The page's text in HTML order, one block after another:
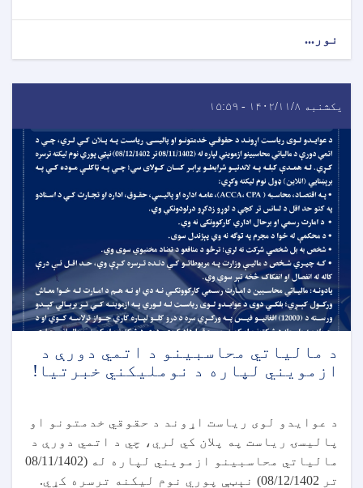
نور...
یکشنبه ۱۴۰۲/۱۱/۸ - ۱۵:۵۹
د مالياتي محاسبينو د اتمي دورې د
ازمويني لپاره د نومليکني خبرتیا!
د عوایدو لوی ریاست اړوند د حقوقي خدمتونو او
پالیسۍ ریاست په پلان کي لري، چي د اتمي دورې د
مالیاتي محاسبینو ازمویني لپاره له (08/11/1402
تر 08/12/1402) نېټې پوري نوم لیکنه ترسره کړي.